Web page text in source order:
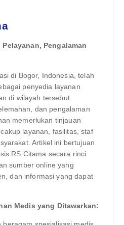
Pengalaman
di Bogor, Indonesia, telah
penyedia layanan
di wilayah tersebut.
dan pengalaman
memerlukan tinjauan
layanan, fasilitas, staf
Artikel ini bertujuan
RS Citama secara rinci
sumber online yang
dan informasi yang dapat
Medis yang Ditawarkan: